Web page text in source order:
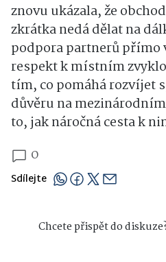
Tato intenzivní asijská
kulturních zážitků i
znovu ukázala, že
zkrátka nedá dělat na
podpora partnerů přímo
respekt k místním
tím, co pomáhá rozvíjet
to, jak náročná cesta k